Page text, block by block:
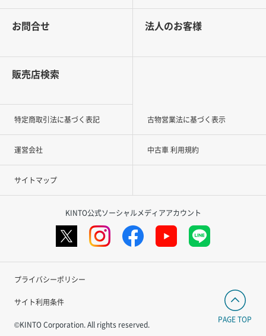
お問合せ 法人のお客様
販売店検索
特定商取引法に基づく表記 古物営業法に基づく表示
運営会社 中古車 利用規約
サイトマップ
KINTO公式ソーシャルメディアアカウント
プライバシーポリシー
サイト利用条件
©KINTO Corporation. All rights reserved.
PAGE TOP